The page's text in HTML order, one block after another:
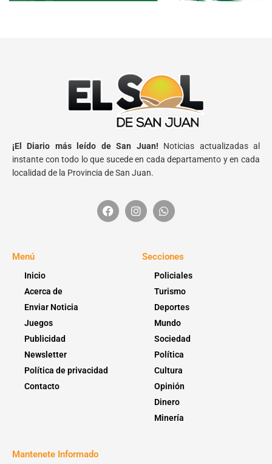
¡El Diario más leído de San Juan! Noticias actualizadas al
instante con todo lo que sucede en cada departamento y en cada
localidad de la Provincia de San Juan.
Menú
Inicio
Acerca de
Enviar Noticia
Juegos
Publicidad
Newsletter
Política de privacidad
Contacto
Secciones
Policiales
Turismo
Deportes
Mundo
Sociedad
Política
Cultura
Opinión
Dinero
Minería
Mantenete Informado